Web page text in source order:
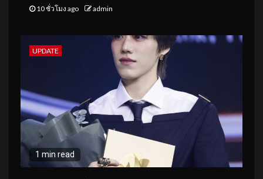
10 ชั่วโมง ago admin
UPDATE
1 min read